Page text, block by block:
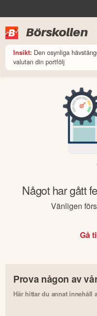
Börskollen
Insikt: Den osynliga
valutan din portfölj
Något har gått
Vänligen
Gå
Prova någon av
Här hittar du annat innehåll